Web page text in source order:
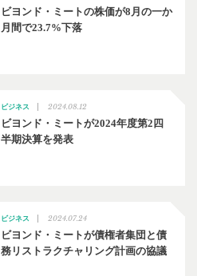
ビヨンド・ミートの株価が8月の一か
月間で23.7%下落
ビジネス 2024.08.12
ビヨンド・ミートが2024年度第2四
半期決算を発表
ビジネス 2024.07.24
ビヨンド・ミートが債権者集団と債
務リストラクチャリング計画の協議